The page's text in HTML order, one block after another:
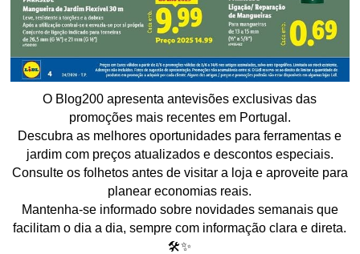
O Blog200 apresenta antevisões exclusivas das
promoções mais recentes em Portugal.
Descubra as melhores oportunidades para ferramentas e
jardim com preços atualizados e descontos especiais.
Consulte os folhetos antes de visitar a loja e aproveite para
planear economias reais.
Mantenha-se informado sobre novidades semanais que
facilitam o dia a dia, sempre com informação clara e direta.
🛠️✨